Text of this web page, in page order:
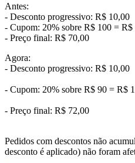
- Desconto progressivo: R$ 10,00
- Cupom: 20% sobre R$ 100 = R$
- Preço final: R$
- Desconto
- Cupom: 20%
- Preço
Pedidos com descontos não
desconto é aplicado) não foram